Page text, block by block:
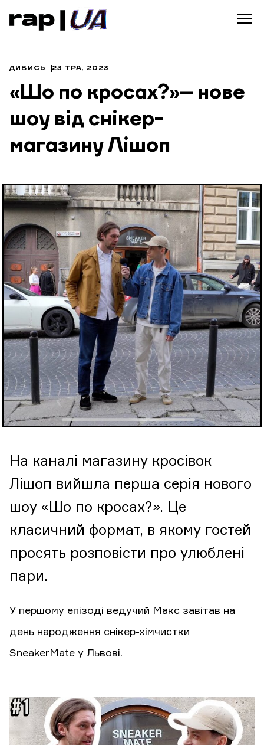
ДИВИСЬ 23 ТРА, 2023
«Шо по кросах?» – нове
шоу від снікер-
магазину Лішоп
На каналі магазину кросівок
Лішоп вийшла перша серія нового
шоу «Шо по кросах?». Це
класичний формат, в якому гостей
просять розповісти про улюблені
пари.
У першому епізоді ведучий Макс завітав на
день народження снікер-хімчистки
SneakerMate у Львові.